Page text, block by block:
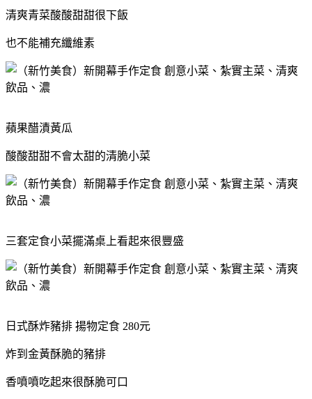
清爽青菜酸酸甜甜很下飯
也不能補充纖維素
蘋果醋漬黃瓜
酸酸甜甜不會太甜的清脆小菜
三套定食小菜擺滿桌上看起來很豐盛
日式酥炸豬排 揚物定食 280元
炸到金黃酥脆的豬排
香噴噴吃起來很酥脆可口